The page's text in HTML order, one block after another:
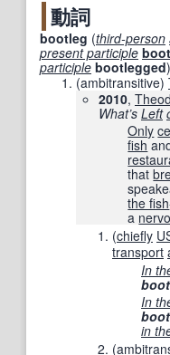
動詞
bootleg (third-person
present participle
participle bootlegged)
(ambitransitive)
2010,
What’s Left
Only
fish
that
the fish
a
(chiefly
transport
In
In
in
(